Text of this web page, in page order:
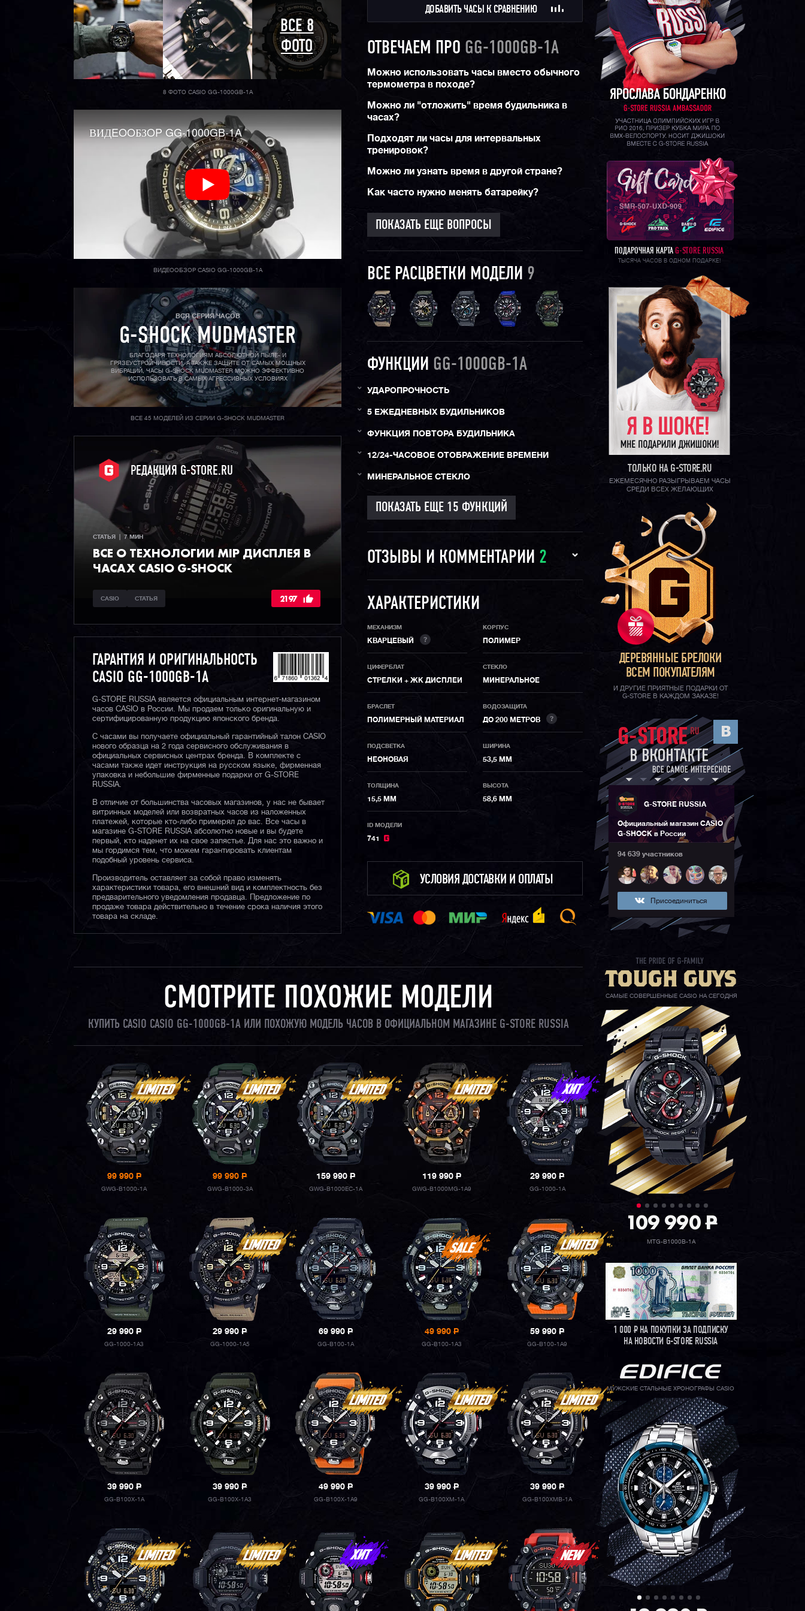
ВСЕ 8
ФОТО
8 ФОТО CASIO GG-1000GB-1A
ВИДEOOБЗOP GG-1000GB-1A
ВИДЕООБЗОР CASIO GG-1000GB-1A
ВСЯ СЕРИЯ ЧАСОВ
G-SHOCK MUDMASTER
БЛАГОДАРЯ ТЕХНОЛОГИЯМ АБСОЛЮТНОЙ ПЫЛЕ- И
ГРЯЗЕУСТРОЙЧИВОСТИ, А ТАКЖЕ ЗАЩИТЕ ОТ САМЫХ МОЩНЫХ
ВИБРАЦИЙ, ЧАСЫ G-SHOCK MUDMASTER МОЖНО ЭФФЕКТИВНО
ИСПОЛЬЗОВАТЬ В САМЫХ АГРЕССИВНЫХ УСЛОВИЯХ
ВСЕ 45 МОДЕЛЕЙ ИЗ СЕРИИ G-SHOCK MUDMASTER
РЕДАКЦИЯ G-STORE.RU
СТАТЬЯ  |  7 МИН
ВСЕ О ТЕХНОЛОГИИ MIP ДИСПЛЕЯ В
ЧАСАХ CASIO G-SHOCK
CASIO СТАТЬЯ 2197
ГАРАНТИЯ И ОРИГИНАЛЬНОСТЬ
CASIO GG-1000GB-1A
G-STORE RUSSIA является официальным интернет-магазином
часов CASIO в России. Мы продаем только оригинальную и
сертифицированную продукцию японского бренда.
С часами вы получаете официальный гарантийный талон CASIO
нового образца на 2 года сервисного обслуживания в
официальных сервисных центрах бренда. В комплекте с
часами также идет инструкция на русском языке, фирменная
упаковка и небольшие фирменные подарки от G-STORE
RUSSIA.
В отличие от большинства часовых магазинов, у нас не бывает
витринных моделей или возвратных часов из наложенных
платежей, которые кто-либо примерял до вас. Все часы в
магазине G-STORE RUSSIA абсолютно новые и вы будете
первый, кто наденет их на свое запястье. Для нас это важно и
мы гордимся тем, что можем гарантировать клиентам
подобный уровень сервиса.
Производитель оставляет за собой право изменять
характеристики товара, его внешний вид и комплектность без
предварительного уведомления продавца. Предложение по
продаже товара действительно в течение срока наличия этого
товара на складе.
ДОБАВИТЬ ЧАСЫ К СРАВНЕНИЮ
ОТВЕЧАЕМ ПРО GG-1000GB-1A
Можно использовать часы вместо обычного
термометра в походе?
Можно ли "отложить" время будильника в
часах?
Подходят ли часы для интервальных
тренировок?
Можно ли узнать время в другой стране?
Как часто нужно менять батарейку?
ПОКАЗАТЬ ЕЩЕ ВОПРОСЫ
ВСЕ РАСЦВЕТКИ МОДЕЛИ 9
ФУНКЦИИ GG-1000GB-1A
УДАРОПРОЧНОСТЬ
5 ЕЖЕДНЕВНЫХ БУДИЛЬНИКОВ
ФУНКЦИЯ ПОВТОРА БУДИЛЬНИКА
12/24-ЧАСОВОЕ ОТОБРАЖЕНИЕ ВРЕМЕНИ
МИНЕРАЛЬНОЕ СТЕКЛО
ОТЗЫВЫ И КОММЕНТАРИИ 2
ХАРАКТЕРИСТИКИ
МЕХАНИЗМ
КВАРЦЕВЫЙ ?
КОРПУС
ПОЛИМЕР
ЦИФЕРБЛАТ
СТРЕЛКИ + ЖК ДИСПЛЕИ
СТЕКЛО
МИНЕРАЛЬНОЕ
БРАСЛЕТ
ПОЛИМЕРНЫЙ МАТЕРИАЛ
ВОДОЗАЩИТА
ДО 200 МЕТРОВ ?
ПОДСВЕТКА
НЕОНОВАЯ
ШИРИНА
53,5 ММ
ТОЛЩИНА
15,5 ММ
ВЫСОТА
58,6 ММ
ID МОДЕЛИ
741
УСЛОВИЯ ДОСТАВКИ И ОПЛАТЫ
СМОТРИТЕ ПОХОЖИЕ МОДЕЛИ
КУПИТЬ CASIO CASIO GG-1000GB-1A ИЛИ ПОХОЖУЮ МОДЕЛЬ ЧАСОВ В ОФИЦИАЛЬНОМ МАГАЗИНЕ G-STORE RUSSIA
99 990P
GWG-B1000-1A
99 990P
GWG-B1000-3A
159 990 P
GWG-B1000EC-1A
119 990P
GWG-B1000MG-1A9
29 990P
GG-1000-1A
29 990P
GG-1000-1A3
29 990P
GG-1000-1A5
69 990 P
GG-B100-1A
49 990P
GG-B100-1A3
59 990P
GG-B100-1A9
39 990P
GG-B100X-1A
39 990P
GG-B100X-1A3
49 990 P
GG-B100X-1A9
39 990P
GG-B100XM-1A
39 990P
GG-B100XMB-1A
ПОДАРОЧНАЯ КАРТА G-STORE RUSSIA
ТЫСЯЧА ЧАСОВ В ОДНОМ ПОДАРКЕ!
ТОЛЬКО НА G-STORE.RU
ЕЖЕМЕСЯЧНО РАЗЫГРЫВАЕМ ЧАСЫ
СРЕДИ ВСЕХ ЖЕЛАЮЩИХ
ДЕРЕВЯННЫЕ БРЕЛОКИ
ВСЕМ ПОКУПАТЕЛЯМ
И ДРУГИЕ ПРИЯТНЫЕ ПОДАРКИ ОТ
G-STORE В КАЖДОМ ЗАКАЗЕ!
G-STORE RUSSIA
Официальный магазин CASIO
G-SHOCK в России
94 639 участников
Присоединиться
САМЫЕ СОВЕРШЕННЫЕ CASIO НА СЕГОДНЯ
109 990P
MTG-B1000B-1A
1 000РНА ПОКУПКИ ЗА ПОДПИСКУ
НА НОВОСТИ G-STORE RUSSIA
МУЖСКИЕ СТАЛЬНЫЕ ХРОНОГРАФЫ CASIO